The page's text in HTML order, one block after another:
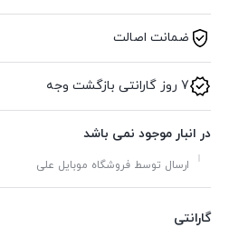
ضمانت اصالت
7 روز گارانتی بازگشت وجه
در انبار موجود نمی باشد
ارسال توسط فروشگاه موبایل علی
گارانتی